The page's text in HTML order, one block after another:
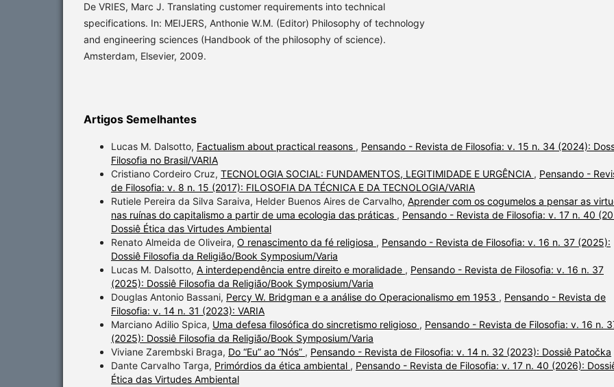
De VRIES, Marc J. Translating customer requirements into technical
specifications. In: MEIJERS, Anthonie W.M. (Editor) Philosophy of technology
and engineering sciences (Handbook of the philosophy of science).
Amsterdam, Elsevier, 2009.
Artigos Semelhantes
Lucas M. Dalsotto, Factualism about practical reasons , Pensando - Revista de Filosofia: v. 15 n. 34 (2024):
Filosofia no Brasil/VARIA
Cristiano Cordeiro Cruz, TECNOLOGIA SOCIAL: FUNDAMENTOS, LEGITIMIDADE E URGÊNCIA , Pensando -
de Filosofia: v. 8 n. 15 (2017): FILOSOFIA DA TÉCNICA E DA TECNOLOGIA/VARIA
Rutiele Pereira da Silva Saraiva, Helder Buenos Aires de Carvalho, Aprender com os cogumelos a pensar as
nas ruínas do capitalismo a partir de uma ecologia das práticas , Pensando - Revista de Filosofia: v. 17 n. 40
Dossiê Ética das Virtudes Ambiental
Renato Almeida de Oliveira, O renascimento da fé religiosa , Pensando - Revista de Filosofia: v. 16 n. 37 (2025):
Dossiê Filosofia da Religião/Book Symposium/Varia
Lucas M. Dalsotto, A interdependência entre direito e moralidade , Pensando - Revista de Filosofia: v. 16 n. 37
(2025): Dossiê Filosofia da Religião/Book Symposium/Varia
Douglas Antonio Bassani, Percy W. Bridgman e a análise do Operacionalismo em 1953 , Pensando - Revista de
Filosofia: v. 14 n. 31 (2023): VARIA
Marciano Adilio Spica, Uma defesa filosófica do sincretismo religioso , Pensando - Revista de Filosofia: v. 16 n.
(2025): Dossiê Filosofia da Religião/Book Symposium/Varia
Viviane Zarembski Braga, Do “Eu” ao “Nós” , Pensando - Revista de Filosofia: v. 14 n. 32 (2023): Dossiê Patočka
Dante Carvalho Targa, Primórdios da ética ambiental , Pensando - Revista de Filosofia: v. 17 n. 40 (2026):
Ética das Virtudes Ambiental